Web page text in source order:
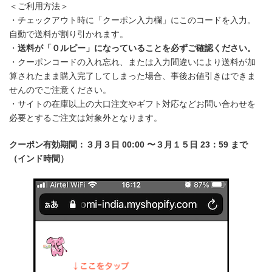
＜ご利用方法＞
・チェックアウト時に「クーポン入力欄」にこのコードを入力。
自動で送料が割り引かれます。
・ 送料が「０ルピー」になっていることを必ずご確認ください。
・クーポンコードの入れ忘れ、または入力間違いにより送料が加
算されたまま購入完了してしまった場合、事後お値引きはできま
せんのでご注意ください。
・サイトの在庫以上の大口注文やギフト対応などお問い合わせを
必要とするご注文は対象外となります。
クーポン有効期間：３月３日 00:00 〜３月１５日 23：59 まで
（インド時間）